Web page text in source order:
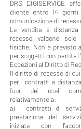
DRS DIGISERVICE
cliente entro 14 giorni
comunicazione di
La vendita a
recesso valgono
fisiche. Non è previsto
per soggetti con partita
Eccezioni al Diritto di
Il diritto di recesso di
per i contratti a
fuori dei locali
relativamente a:
a) i contratti di
prestazione del
iniziata con